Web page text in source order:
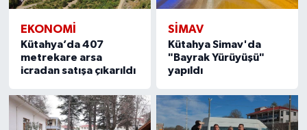
EKONOMI
Kütahya’da 407
metrekare arsa
icradan satışa çıkarıldı
SIMAV
Kütahya Simav'da
"Bayrak Yürüyüşü"
yapıldı